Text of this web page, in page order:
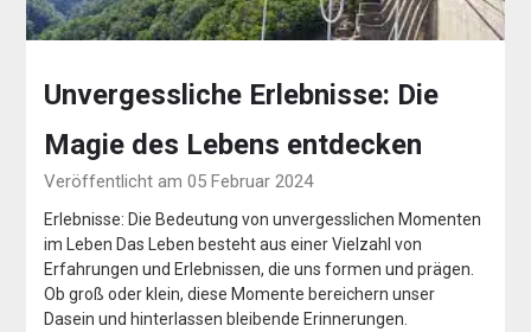
Unvergessliche Erlebnisse: Die
Magie des Lebens entdecken
Veröffentlicht am 05 Februar 2024
Erlebnisse: Die Bedeutung von unvergesslichen Momenten
im Leben Das Leben besteht aus einer Vielzahl von
Erfahrungen und Erlebnissen, die uns formen und prägen.
Ob groß oder klein, diese Momente bereichern unser
Dasein und hinterlassen bleibende Erinnerungen.